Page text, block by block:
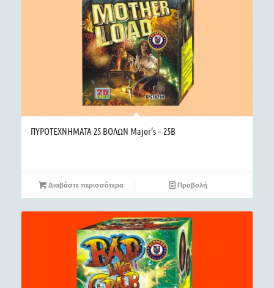
ΠΥΡΟΤΕΧΝΗΜΑΤΑ 25 ΒΟΛΩΝ Major’s – 25B
Διαβάστε περισσότερα Προβολή